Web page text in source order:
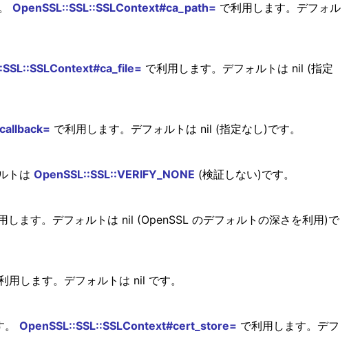
OpenSSL::SSL::SSLContext#ca_path= で利用します。デフォル
で利用します。デフォルトは nil (指定
で利用します。デフォルトは nil (指定なし)です。
トは OpenSSL::SSL::VERIFY_NONE (検証しない)です。
します。デフォルトは nil (OpenSSL のデフォルトの深さを利用)で
用します。デフォルトは nil です。
OpenSSL::SSL::SSLContext#cert_store= で利用します。デフ